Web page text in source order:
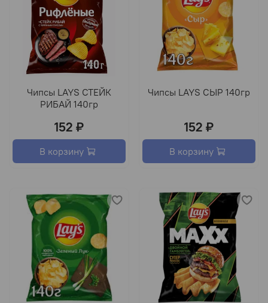
Чипсы LAYS СТЕЙК
РИБАЙ 140гр
152 ₽
В корзину
Чипсы LAYS СЫР 140гр
152 ₽
В корзину